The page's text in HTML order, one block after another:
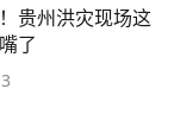
贵州洪灾现场这
了
3